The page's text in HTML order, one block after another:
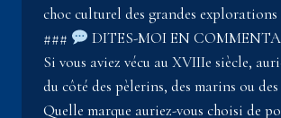
choc culturel des grandes explorations
###
DITES-MOI EN
Si vous aviez vécu au XVIIIe siècle,
du côté des pèlerins, des marins ou des
Quelle marque auriez-vous choisi de